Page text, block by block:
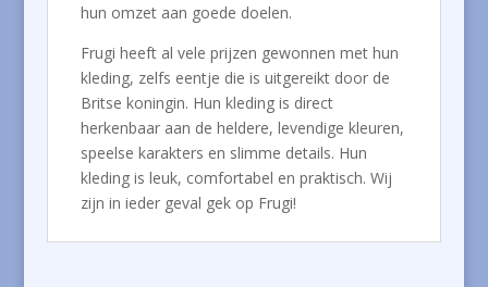
hun omzet aan goede doelen.
Frugi heeft al vele prijzen gewonnen met hun
kleding, zelfs eentje die is uitgereikt door de
Britse koningin. Hun kleding is direct
herkenbaar aan de heldere, levendige kleuren,
speelse karakters en slimme details. Hun
kleding is leuk, comfortabel en praktisch. Wij
zijn in ieder geval gek op Frugi!